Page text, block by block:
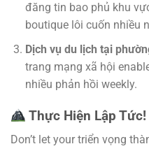
đăng tin bao phủ khu
boutique lôi cuốn nhiều
Dịch vụ du lịch tại
trang mạng xã hội
nhiều phản hồi weekly.
Thực Hiện Lập Tức!
Don’t let your triển vọng